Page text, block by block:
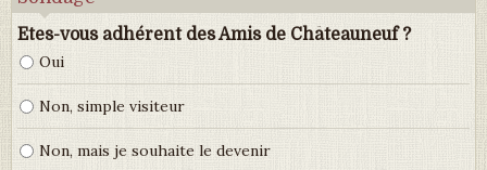
Etes-vous adhérent des Amis de Châteauneuf ?
Oui
Non, simple visiteur
Non, mais je souhaite le devenir